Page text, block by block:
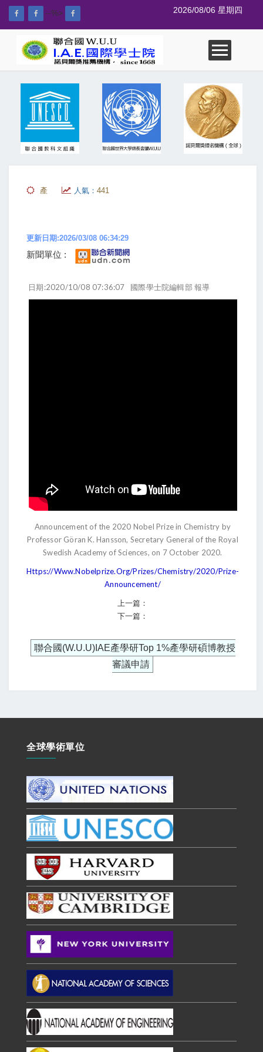
--%> 2026/08/06 星期四
產 人氣： 441
更新日期:2026/03/08 06:34:29
新聞單位 :
日期:2020/10/08 07:36:07 國際學士院編輯部 報導
Announcement of the 2020 Nobel Prize in Chemistry by
Professor Göran K. Hansson, Secretary General of the Royal
Swedish Academy of Sciences, on 7 October 2020.
Https://www.nobelprize.org/prizes/chemistry/2020/prize-
Announcement/
上一篇：
下一篇：
聯合國(W.U.U)IAE產學研Top 1%產學研碩博教授
審議申請
全球學術單位